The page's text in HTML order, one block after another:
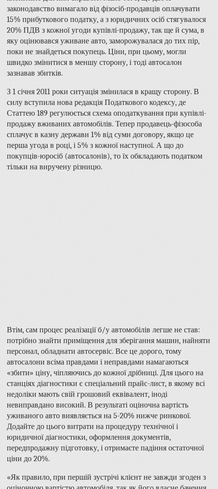
законодавство вимагало від фізосіб-продавців оплачувати
15% прибуткового податку, а з юридичних осіб стягувалося
20% ПДВ з кожної угоди купівлі-продажу, так ще й сума, в
яку оцінювався уживане авто, заморожувалася до тих пір,
поки не знайдеться покупець. Ціни, при цьому, могли
швидко змінитися в меншу сторону, і тоді автосалон
зазнавав збитків.
З 1 січня 2011 роки ситуація змінилася в кращу сторону. В
силу вступила нова редакція Податкового кодексу, де
Статтею 189 регулюється схема оподаткування при купівлі-
продажу вживаних автомобілів. Тепер продавець-фізособа
сплачує в казну держави 1% від суми договору, якщо це
перша угода в році, і 5% з кожної наступної. А що до
покупців-юросіб (автосалонів), то їх обкладають податком
тільки на виручену різницю.
Втім, сам процес реалізації б/у автомобілів легше не став:
потрібно знайти приміщення для зберігання машин, найняти
персонал, обладнати автосервіс. Все це дорого, тому
автосалони всіма правдами і неправдами намагаються
«збити» ціну, чіпляючись до кожної дрібниці. Для цього на
станціях діагностики є спеціальний прайс-лист, в якому всі
недоліки мають свій грошовий еквівалент, іноді
невиправдано високий. В результаті оціночна вартість
уживаного авто виявляється на 5-20% нижче ринкової.
Додайте до цього витрати на процедуру технічної і
юридичної діагностики, оформлення документів,
передпродажну підготовку, і отримаєте падіння остаточної
ціни до 20%.
«Як правило, при першій зустрічі клієнт не завжди згоден з